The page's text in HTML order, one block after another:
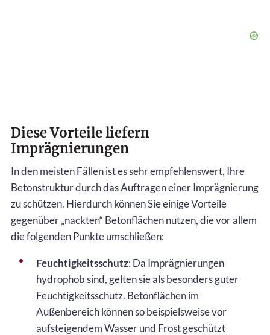
Diese Vorteile liefern
Imprägnierungen
In den meisten Fällen ist es sehr empfehlenswert, Ihre
Betonstruktur durch das Auftragen einer Imprägnierung
zu schützen. Hierdurch können Sie einige Vorteile
gegenüber „nackten“ Betonflächen nutzen, die vor allem
die folgenden Punkte umschließen:
Feuchtigkeitsschutz: Da Imprägnierungen
hydrophob sind, gelten sie als besonders guter
Feuchtigkeitsschutz. Betonflächen im
Außenbereich können so beispielsweise vor
aufsteigendem Wasser und Frost geschützt